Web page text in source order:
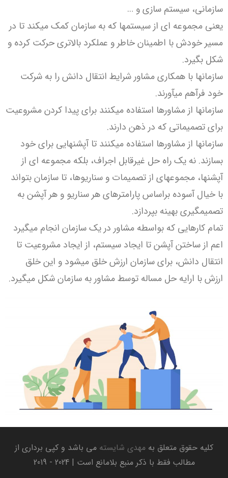
سازمانی، سیستم سازی و …
یعنی مجموعه ای از سیستمها که به سازمان کمک میکند تا در
مسیر خودش با اطمینان خاطر و عملکرد بالاتری حرکت کرده و
شکل بگیرد.
سازمانها با همکاری مشاور شرایط انتقال دانش را به شرکت
خود فرآهم میآورند.
سازمانها از مشاورها استفاده میکنند برای پیدا کردن مشروعیت
برای تصمیماتی که در ذهن دارند.
سازمانها از مشاورها استفاده میکنند تا آپشنهایی برای خود
بسازند. نه یک راه حل غیرقابل اجراف، بلکه مجموعه ای از
آپشنها، مجموعهای از تصمیمات و سناریوها، تا سازمان بتواند
با خیال آسوده براساس پارامترهای هر سناریو و هر آپشن به
تصمیمگیری بهینه بپردازد.
تمام کارهایی که بواسطه مشاور در یک سازمان انجام میگیرد
اعم از ساختن آپشن تا ایجاد سیستم، از ایجاد مشروعیت تا
انتقال دانش، برای سازمان ارزش خلق میشود و این خلق
ارزش با ارایه حل مساله توسط مشاور به سازمان شکل میگیرد.
کلیه حقوق متعلق به مهدی شایسته می باشد و کپی برداری از
مطالب فقط با ذکر منبع بلامانع است | 2024 - 2019